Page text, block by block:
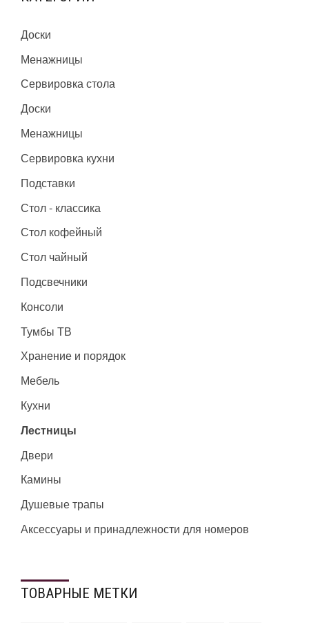
Доски
Менажницы
Сервировка стола
Доски
Менажницы
Сервировка кухни
Подставки
Стол - классика
Стол кофейный
Стол чайный
Подсвечники
Консоли
Тумбы ТВ
Хранение и порядок
Мебель
Кухни
Лестницы
Двери
Камины
Душевые трапы
Аксессуары и принадлежности для номеров
ТОВАРНЫЕ МЕТКИ